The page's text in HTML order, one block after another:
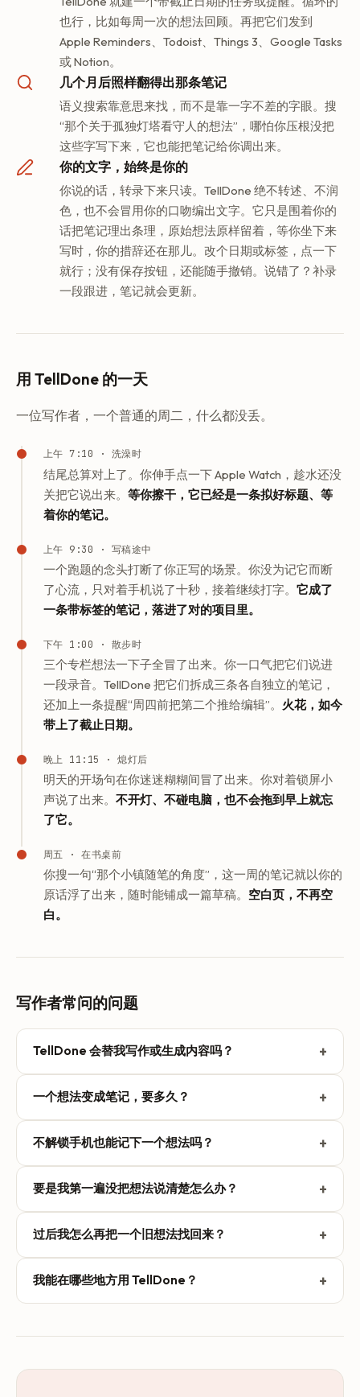
也行，比如每周一次的想法回顾。再把它们发到
Apple Reminders、Todoist、Things 3、Google Tasks
或 Notion。
几个月后照样翻得出那条笔记
语义搜索靠意思来找，而不是靠一字不差的字眼。搜
“那个关于孤独灯塔看守人的想法”，哪怕你压根没把
这些字写下来，它也能把笔记给你调出来。
你的文字，始终是你的
你说的话，转录下来只读。TellDone 绝不转述、不润
色，也不会冒用你的口吻编出文字。它只是围着你的
话把笔记理出条理，原始想法原样留着，等你坐下来
写时，你的措辞还在那儿。改个日期或标签，点一下
就行；没有保存按钮，还能随手撤销。说错了？补录
一段跟进，笔记就会更新。
用 TellDone 的一天
一位写作者，一个普通的周二，什么都没丢。
上午 7:10 · 洗澡时
结尾总算对上了。你伸手点一下 Apple Watch，趁水还没
关把它说出来。 等你擦干，它已经是一条拟好标题、等
着你的笔记。
上午 9:30 · 写稿途中
一个跑题的念头打断了你正写的场景。你没为记它而断
了心流，只对着手机说了十秒，接着继续打字。 它成了
一条带标签的笔记，落进了对的项目里。
下午 1:00 · 散步时
三个专栏想法一下子全冒了出来。你一口气把它们说进
一段录音。TellDone 把它们拆成三条各自独立的笔记，
还加上一条提醒“周四前把第二个推给编辑”。 火花，如今
带上了截止日期。
晚上 11:15 · 熄灯后
明天的开场句在你迷迷糊糊间冒了出来。你对着锁屏小
声说了出来。 不开灯、不碰电脑，也不会拖到早上就忘
了它。
周五 · 在书桌前
你搜一句“那个小镇随笔的角度”，这一周的笔记就以你的
原话浮了出来，随时能铺成一篇草稿。 空白页，不再空
白。
写作者常问的问题
TellDone 会替我写作或生成内容吗？ +
想法变成一条有条理的笔记，外加你提到的任何任务、事件
或提醒。你的话转录下来只读，所以没有任何东西会改写或
转述你的原话。它是一个记录加规划的工具，不是代笔写
一个想法变成笔记，要多久？ +
连你提到的任务、日历事件和提醒都给你拎出来。这期间你
可以接着忙别的，处理都在后台进行。
不解锁手机也能记下一个想法吗？ +
的操作按钮开始录音，手机扔在另一个房间时，也能直接用
Apple Watch（Series 6+）录。断网照样能录，重新联网后
自动同步。
要是我第一遍没把想法说清楚怎么办？ +
件。你也可以点一下直接改那些结构化字段；没有保存按
钮，改错了还能随手撤销。而你说的话，原始转录始终只
读。
过后我怎么再把一个旧想法找回来？ +
标签把相关的脉络归到一处。这样，一个关于某个人物、或
某个随笔角度、只记得个大概的想法，哪怕你想不起确切措
我能在哪些地方用 TellDone？ +
Todoist、Notion、Things 3 以及 Siri 快捷指令。有免费方